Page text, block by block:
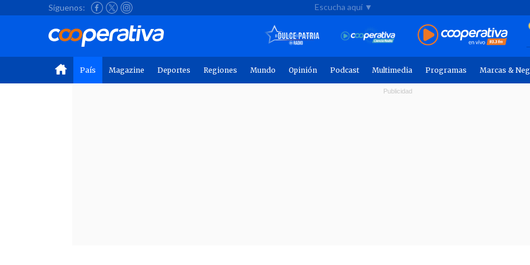
Síguenos: Escucha aquí ▼
País Magazine Deportes Regiones Mundo Opinión Podcast Multimedia Programas Marcas &